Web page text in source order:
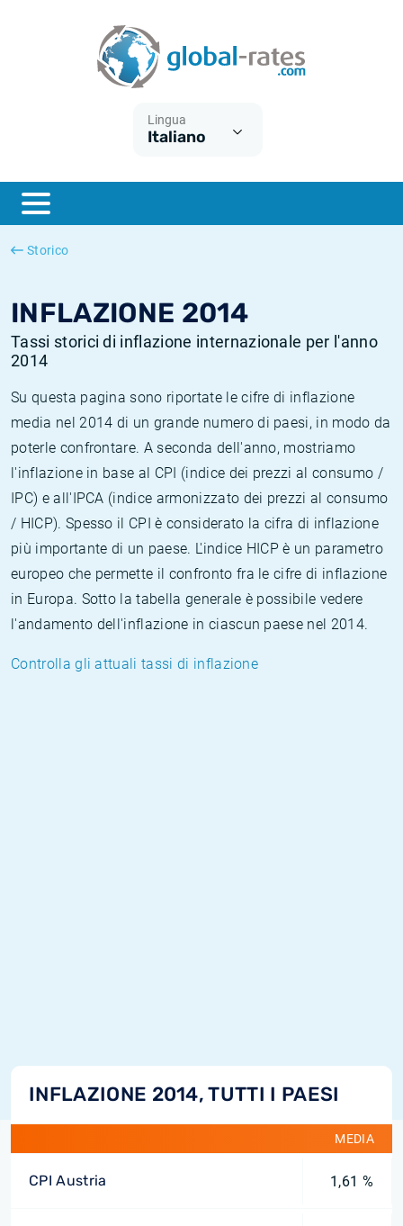
Lingua
Italiano
Storico
INFLAZIONE 2014
Tassi storici di inflazione internazionale per l'anno
2014
Su questa pagina sono riportate le cifre di inflazione
media nel 2014 di un grande numero di paesi, in modo da
poterle confrontare. A seconda dell'anno, mostriamo
l'inflazione in base al CPI (indice dei prezzi al consumo /
IPC) e all'IPCA (indice armonizzato dei prezzi al consumo
/ HICP). Spesso il CPI è considerato la cifra di inflazione
più importante di un paese. L'indice HICP è un parametro
europeo che permette il confronto fra le cifre di inflazione
in Europa. Sotto la tabella generale è possibile vedere
l'andamento dell'inflazione in ciascun paese nel 2014.
Controlla gli attuali tassi di inflazione
INFLAZIONE 2014, TUTTI I PAESI
MEDIA
CPI Austria 1,61 %
ESTER
SONIA
Cos'è l'inflazione CPI?
Cos'è l'inflazione HICP?
Inflazione Italia
Inflazione Stati Uniti
Tassi storici Euribor
Tassi storici di SONIA
Tassi storici di TONAR
Calcolatore dell’inflazione